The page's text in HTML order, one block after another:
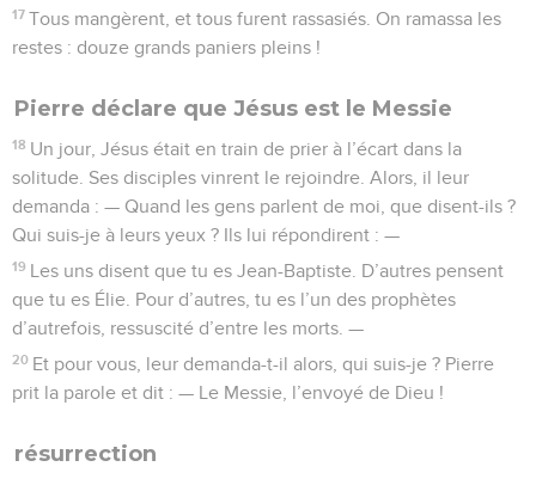
17 Tous mangèrent, et tous furent rassasiés. On ramassa les
restes : douze grands paniers pleins !
Pierre déclare que Jésus est le Messie
18 Un jour, Jésus était en train de prier à l’écart dans la
solitude. Ses disciples vinrent le rejoindre. Alors, il leur
demanda : — Quand les gens parlent de moi, que disent-ils ?
Qui suis-je à leurs yeux ? Ils lui répondirent : —
19 Les uns disent que tu es Jean-Baptiste. D’autres pensent
que tu es Élie. Pour d’autres, tu es l’un des prophètes
d’autrefois, ressuscité d’entre les morts. —
20 Et pour vous, leur demanda-t-il alors, qui suis-je ? Pierre
prit la parole et dit : — Le Messie, l’envoyé de Dieu !
résurrection